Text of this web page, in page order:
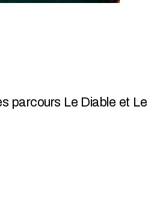
parcours Le Diable et Le